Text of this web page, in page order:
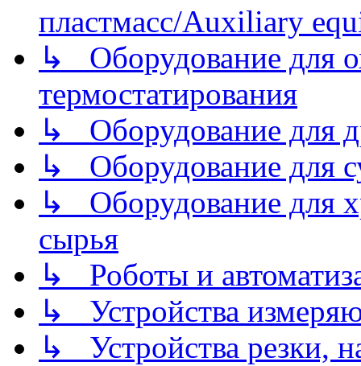
пластмасс/Auxiliary
↳ Оборудование для
термостатирования
↳ Оборудование для
↳ Оборудование для
↳ Оборудование для
сырья
↳ Роботы и
↳ Устройства
↳ Устройства резки,